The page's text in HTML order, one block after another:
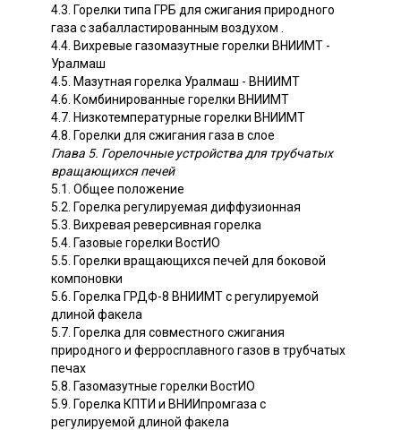
4.3. Горелки типа ГРБ для сжигания природного
газа с забалластированным воздухом .
4.4. Вихревые газомазутные горелки ВНИИМТ -
Уралмаш
4.5. Мазутная горелка Уралмаш - ВНИИМТ
4.6. Комбинированные горелки ВНИИМТ
4.7. Низкотемпературные горелки ВНИИМТ
4.8. Горелки для сжигания газа в слое
Глава 5. Горелочные устройства для трубчатых
вращающихся печей
5.1. Общее положение
5.2. Горелка регулируемая диффузионная
5.3. Вихревая реверсивная горелка
5.4. Газовые горелки ВостИО
5.5. Горелки вращающихся печей для боковой
компоновки
5.6. Горелка ГРДФ-8 ВНИИМТ с регулируемой
длиной факела
5.7. Горелка для совместного сжигания
природного и ферросплавного газов в трубчатых
печах
5.8. Газомазутные горелки ВостИО
5.9. Горелка КПТИ и ВНИИпромгаза с
регулируемой длиной факела